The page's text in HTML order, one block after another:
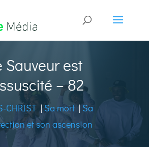
Sauveur est
– 82
CHRIST |Sa mort |Sa
et son ascension